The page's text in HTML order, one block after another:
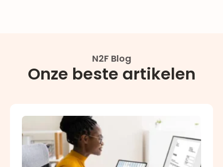
N2F Blog
Onze beste artikelen